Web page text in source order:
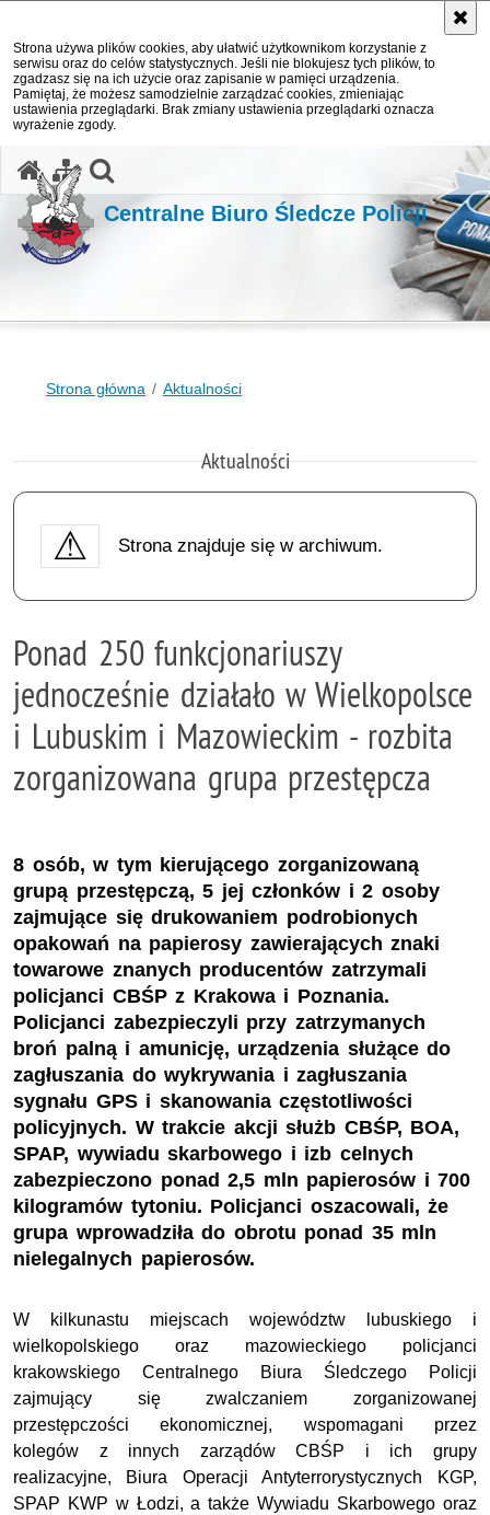
Strona używa plików cookies, aby ułatwić użytkownikom korzystanie z
serwisu oraz do celów statystycznych. Jeśli nie blokujesz tych plików, to
zgadzasz się na ich użycie oraz zapisanie w pamięci urządzenia.
Pamiętaj, że możesz samodzielnie zarządzać cookies, zmieniając
ustawienia przeglądarki. Brak zmiany ustawienia przeglądarki oznacza
wyrażenie zgody.
Centralne Biuro Śledcze Policji
Strona główna Aktualności
Aktualności
Strona znajduje się w archiwum.
Ponad 250 funkcjonariuszy
jednocześnie działało w Wielkopolsce
i Lubuskim i Mazowieckim - rozbita
zorganizowana grupa przestępcza
8 osób, w tym kierującego zorganizowaną
grupą przestępczą, 5 jej członków i 2 osoby
zajmujące się drukowaniem podrobionych
opakowań na papierosy zawierających znaki
towarowe znanych producentów zatrzymali
policjanci CBŚP z Krakowa i Poznania.
Policjanci zabezpieczyli przy zatrzymanych
broń palną i amunicję, urządzenia służące do
zagłuszania do wykrywania i zagłuszania
sygnału GPS i skanowania częstotliwości
policyjnych. W trakcie akcji służb CBŚP, BOA,
SPAP, wywiadu skarbowego i izb celnych
zabezpieczono ponad 2,5 mln papierosów i 700
kilogramów tytoniu. Policjanci oszacowali, że
grupa wprowadziła do obrotu ponad 35 mln
nielegalnych papierosów.
W kilkunastu miejscach województw lubuskiego i
wielkopolskiego oraz mazowieckiego policjanci
krakowskiego Centralnego Biura Śledczego Policji
zajmujący się zwalczaniem zorganizowanej
przestępczości ekonomicznej, wspomagani przez
kolegów z innych zarządów CBŚP i ich grupy
realizacyjne, Biura Operacji Antyterrorystycznych KGP,
SPAP KWP w Łodzi, a także Wywiadu Skarbowego oraz